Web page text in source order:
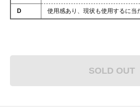
D 使用感あり、現状も使用するに当
SOLD OUT